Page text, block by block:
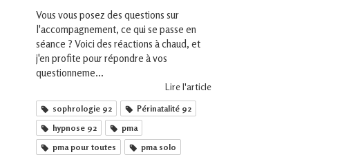
Vous vous posez des questions sur
l'accompagnement, ce qui se passe en
séance ? Voici des réactions à chaud, et
j'en profite pour répondre à vos
questionneme...
Lire l'article
sophrologie 92
Périnatalité 92
hypnose 92
pma
pma pour toutes
pma solo